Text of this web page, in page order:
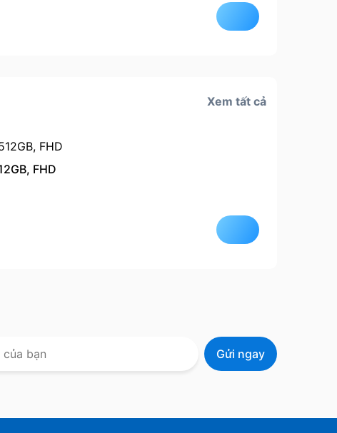
Xem tất cả
FHD